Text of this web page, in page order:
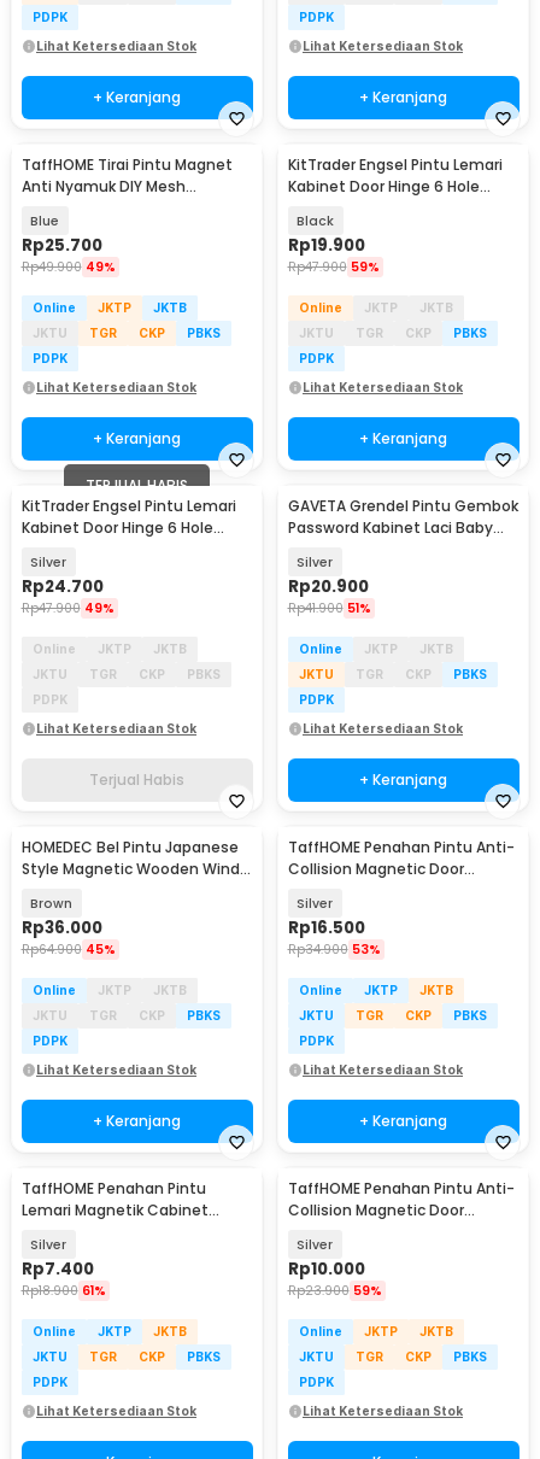
PDPK
Lihat Ketersediaan Stok
+ Keranjang
PDPK
Lihat Ketersediaan Stok
+ Keranjang
TaffHOME Tirai Pintu Magnet
Anti Nyamuk DIY Mesh
Blue
Rp25.700
Rp49.900 49%
Online JKTP
JKTB
JKTU
TGR CKP
PBKS
PDPK
Lihat Ketersediaan Stok
+ Keranjang
KitTrader Engsel Pintu Lemari
Kabinet Door Hinge 6 Hole
Black
Rp19.900
Rp47.900 59%
Online JKTP
JKTB
JKTU
TGR CKP
PBKS
PDPK
Lihat Ketersediaan Stok
+ Keranjang
TERJUAL HABIS
KitTrader Engsel Pintu Lemari
Kabinet Door Hinge 6 Hole
Silver
Rp24.700
Rp47.900 49%
Online JKTP
JKTB
JKTU
TGR CKP
PBKS
PDPK
Lihat Ketersediaan Stok
Terjual Habis
GAVETA Grendel Pintu Gembok
Password Kabinet Laci Baby
Silver
Rp20.900
Rp41.900 51%
Online JKTP
JKTB
JKTU
TGR CKP
PBKS
PDPK
Lihat Ketersediaan Stok
+ Keranjang
HOMEDEC Bel Pintu Japanese
Style Magnetic Wooden Wind
Brown
Rp36.000
Rp64.900 45%
Online JKTP
JKTB
JKTU
TGR CKP
PBKS
PDPK
Lihat Ketersediaan Stok
+ Keranjang
TaffHOME Penahan Pintu Anti-
Collision Magnetic Door
Silver
Rp16.500
Rp34.900 53%
Online JKTP
JKTB
JKTU
TGR CKP
PBKS
PDPK
Lihat Ketersediaan Stok
+ Keranjang
TaffHOME Penahan Pintu
Lemari Magnetik Cabinet
Silver
Rp7.400
Rp18.900 61%
Online JKTP
JKTB
JKTU
TGR CKP
PBKS
PDPK
Lihat Ketersediaan Stok
TaffHOME Penahan Pintu Anti-
Collision Magnetic Door
Silver
Rp10.000
Rp23.900 59%
Online JKTP
JKTB
JKTU
TGR CKP
PBKS
PDPK
Lihat Ketersediaan Stok